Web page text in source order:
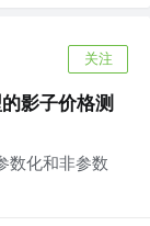
关注
影子价格测
数化和非参数